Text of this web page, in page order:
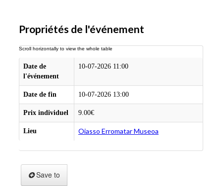
Propriétés de l'événement
Date de
l'événement
10-07-2026 11:00
Date de fin 10-07-2026 13:00
Prix individuel 9.00€
Lieu Oiasso Erromatar Museoa
Save to